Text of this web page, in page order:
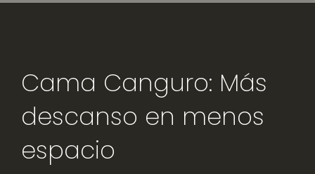
Cama Canguro: Más
descanso en menos
espacio